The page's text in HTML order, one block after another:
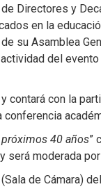
Directores y
en la
su Asamblea
del
contará con la
conferencia
40 años”
será moderada por
de Cámara)